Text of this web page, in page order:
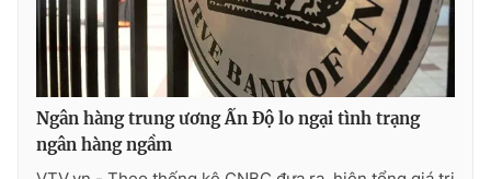
Giấy phép hoạt động báo in và báo điện tử số 483/GP-BTTTT
cấp ngày 29/12/2023
Tổng Biên tập:
Vũ Thanh Thủy
Phó Tổng Biên tập:
Nguyễn Thị Mỹ Hạnh, Phạm Quốc Thắng,
Nguyễn Trọng Ninh
Tổng đài VTV: 024.38 355 931 - 024.38 355 932
Ngân hàng trung ương Ấn Độ lo ngại tình trạng
ngân hàng ngầm